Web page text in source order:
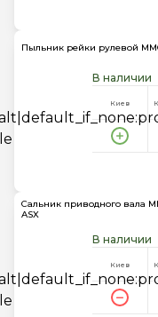
Пыльник рейки рулевой
В наличии
Киев
Сальник приводного вала
ASX
В наличии
Киев